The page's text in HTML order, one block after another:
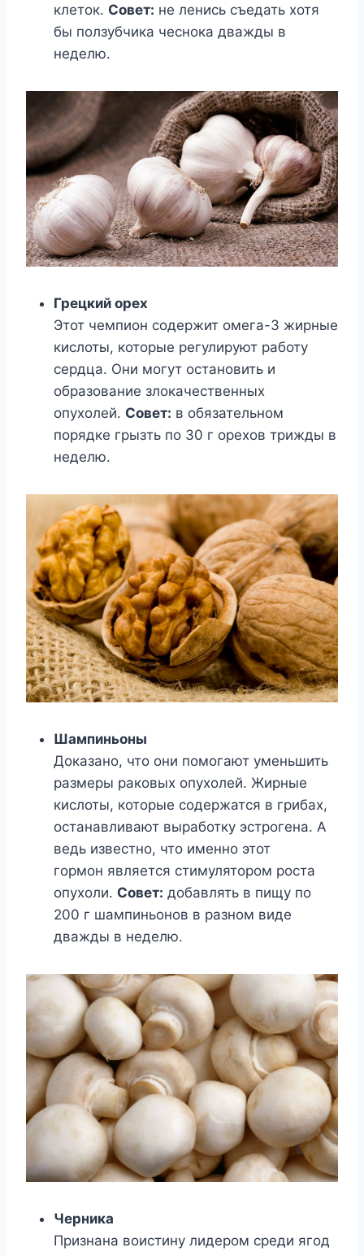
клеток. Совет: не ленись съедать хотя
бы ползубчика чеснока дважды в
неделю.
Грецкий орех
Этот чемпион содержит омега-3 жирные
кислоты, которые регулируют работу
сердца. Они могут остановить и
образование злокачественных
опухолей. Совет: в обязательном
порядке грызть по 30 г орехов трижды в
неделю.
Шампиньоны
Доказано, что они помогают уменьшить
размеры раковых опухолей. Жирные
кислоты, которые содержатся в грибах,
останавливают выработку эстрогена. А
ведь известно, что именно этот
гормон является стимулятором роста
опухоли. Совет: добавлять в пищу по
200 г шампиньонов в разном виде
дважды в неделю.
Черника
Признана воистину лидером среди ягод